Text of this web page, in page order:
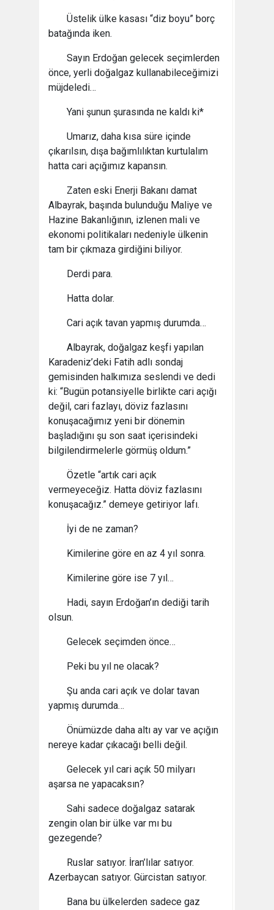
Üstelik ülke kasası “diz boyu” borç
batağında iken.
Sayın Erdoğan gelecek seçimlerden
önce, yerli doğalgaz kullanabileceğimizi
müjdeledi…
Yani şunun şurasında ne kaldı ki*
Umarız, daha kısa süre içinde
çıkarılsın, dışa bağımlılıktan kurtulalım
hatta cari açığımız kapansın.
Zaten eski Enerji Bakanı damat
Albayrak, başında bulunduğu Maliye ve
Hazine Bakanlığının, izlenen mali ve
ekonomi politikaları nedeniyle ülkenin
tam bir çıkmaza girdiğini biliyor.
Derdi para.
Hatta dolar.
Cari açık tavan yapmış durumda…
Albayrak, doğalgaz keşfi yapılan
Karadeniz’deki Fatih adlı sondaj
gemisinden halkımıza seslendi ve dedi
ki: “Bugün potansiyelle birlikte cari açığı
değil, cari fazlayı, döviz fazlasını
konuşacağımız yeni bir dönemin
başladığını şu son saat içerisindeki
bilgilendirmelerle görmüş oldum.”
Özetle “artık cari açık
vermeyeceğiz. Hatta döviz fazlasını
konuşacağız.” demeye getiriyor lafı.
İyi de ne zaman?
Kimilerine göre en az 4 yıl sonra.
Kimilerine göre ise 7 yıl…
Hadi, sayın Erdoğan’ın dediği tarih
olsun.
Gelecek seçimden önce…
Peki bu yıl ne olacak?
Şu anda cari açık ve dolar tavan
yapmış durumda…
Önümüzde daha altı ay var ve açığın
nereye kadar çıkacağı belli değil.
Gelecek yıl cari açık 50 milyarı
aşarsa ne yapacaksın?
Sahi sadece doğalgaz satarak
zengin olan bir ülke var mı bu
gezegende?
Ruslar satıyor. İran’lılar satıyor.
Azerbaycan satıyor. Gürcistan satıyor.
Bana bu ülkelerden sadece gaz